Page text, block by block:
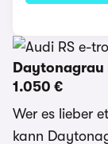
1.050 €
Wer es lieber
kann